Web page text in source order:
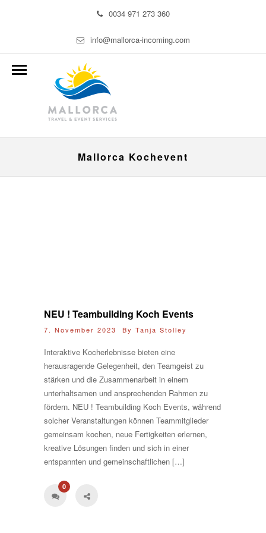
0034 971 273 360
info@mallorca-incoming.com
Mallorca Kochevent
NEU ! Teambuilding Koch Events
7. November 2023 By Tanja Stolley
Interaktive Kocherlebnisse bieten eine
herausragende Gelegenheit, den Teamgeist zu
stärken und die Zusammenarbeit in einem
unterhaltsamen und ansprechenden Rahmen zu
fördern. NEU ! Teambuilding Koch Events, während
solcher Veranstaltungen können Teammitglieder
gemeinsam kochen, neue Fertigkeiten erlernen,
kreative Lösungen finden und sich in einer
entspannten und gemeinschaftlichen […]
0